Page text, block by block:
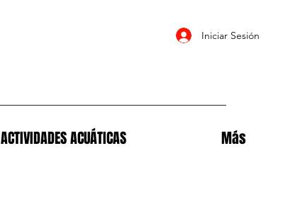
Iniciar Sesión
ACTIVIDADES ACUÁTICAS Más